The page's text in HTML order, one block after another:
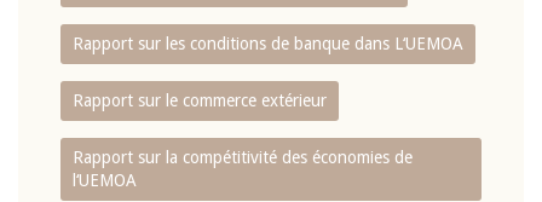
Rapport sur les conditions de banque dans L‘UEMOA
Rapport sur le commerce extérieur
Rapport sur la compétitivité des économies de
l‘UEMOA